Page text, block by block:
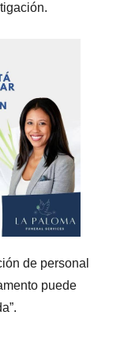
de personal
puede